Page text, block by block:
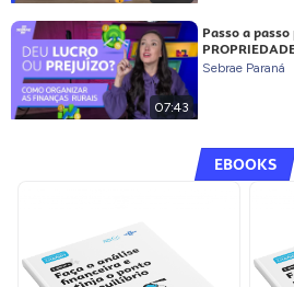
07:43
Passo a
Sebrae Paraná
EBOOKS